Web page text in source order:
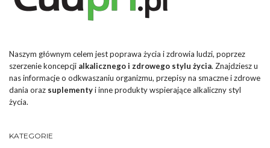
Naszym głównym celem jest poprawa życia i zdrowia ludzi, poprzez
szerzenie koncepcji alkalicznego i zdrowego stylu życia. Znajdziesz u
nas informacje o odkwaszaniu organizmu, przepisy na smaczne i zdrowe
dania oraz suplementyi inne produkty wspierające alkaliczny styl
życia.
KATEGORIE